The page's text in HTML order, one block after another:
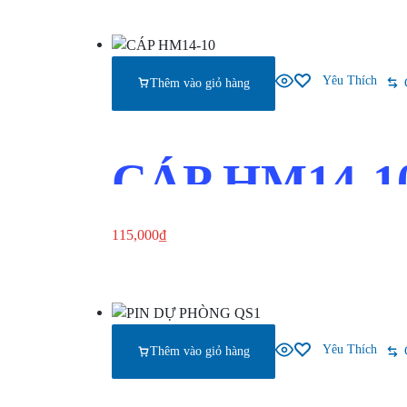
Thêm vào giỏ hàng Yêu Thích
CÁP HM14-
115,000₫
Thêm vào giỏ hàng Yêu Thích